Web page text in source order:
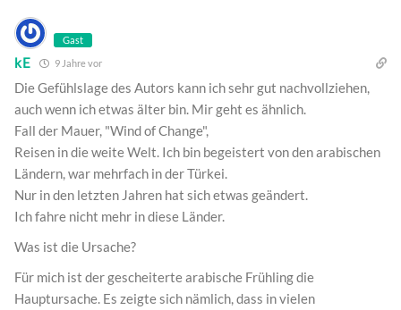
Gast
kE 9 Jahre vor
Die Gefühlslage des Autors kann ich sehr gut nachvollziehen,
auch wenn ich etwas älter bin. Mir geht es ähnlich.
Fall der Mauer, "Wind of Change",
Reisen in die weite Welt. Ich bin begeistert von den arabischen
Ländern, war mehrfach in der Türkei.
Nur in den letzten Jahren hat sich etwas geändert.
Ich fahre nicht mehr in diese Länder.
Was ist die Ursache?
Für mich ist der gescheiterte arabische Frühling die
Hauptursache. Es zeigte sich nämlich, dass in vielen